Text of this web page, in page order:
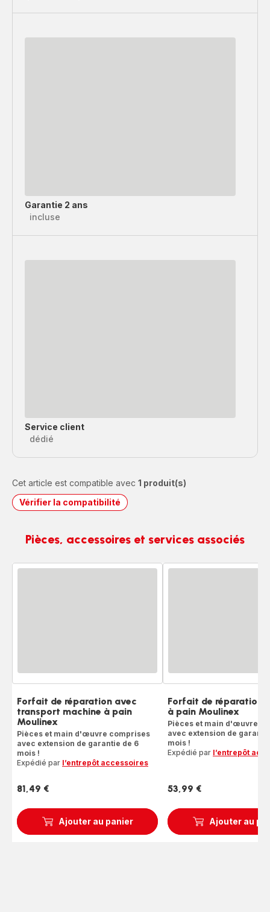
Garantie 2 ans
incluse
Service client
dédié
Cet article est compatible avec 1 produit(s)
Vérifier la compatibilité
Pièces, accessoires et services associés
Ajouter au panier
Forfait de réparation avec
transport machine à pain
Moulinex
Pièces et main d'œuvre comprises
avec extension de garantie de 6
mois !
Expédié par l’entrepôt accessoires
Prix
81,49 €
Ajouter au
Forfait de réparation
à pain Moulinex
Pièces et main d'œuvre
avec extension de
mois !
Expédié par l’entrepôt
Prix
53,99 €